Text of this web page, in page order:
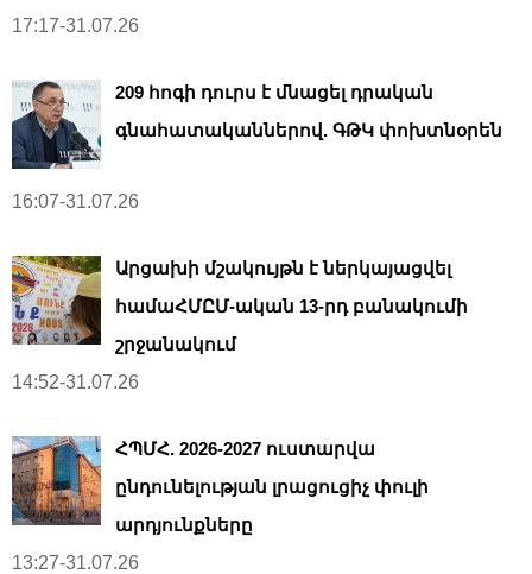
17:17-31.07.26
209 հոգի դուրս է մնացել դրական
գնահատականներով. ԳԹԿ փոխտնօրեն
16:07-31.07.26
Արցախի մշակույթն է ներկայացվել
համաՀՄԸՄ-ական 13-րդ բանակումի
շրջանակում
14:52-31.07.26
ՀՊՄՀ. 2026-2027 ուստարվա
ընդունելության լրացուցիչ փուլի
արդյունքները
13:27-31.07.26